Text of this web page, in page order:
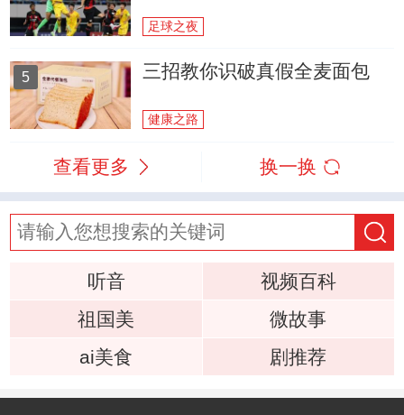
足球之夜
5 三招教你识破真假全麦面包
健康之路
查看更多 换一换
听音
视频百科
祖国美
微故事
ai美食
剧推荐